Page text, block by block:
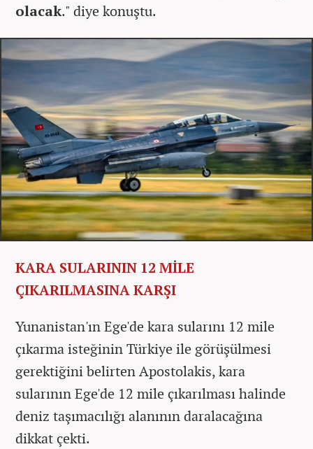
olacak." diye konuştu.
KARA SULARININ 12 MİLE
ÇIKARILMASINA KARŞI
Yunanistan'ın Ege'de kara sularını 12 mile
çıkarma isteğinin Türkiye ile görüşülmesi
gerektiğini belirten Apostolakis, kara
sularının Ege'de 12 mile çıkarılması halinde
deniz taşımacılığı alanının daralacağına
dikkat çekti.